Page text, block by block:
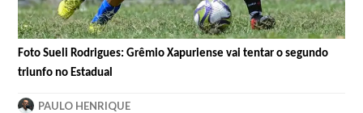
Foto Sueli Rodrigues: Grêmio Xapuriense vai tentar o segundo
triunfo no Estadual
PAULO HENRIQUE